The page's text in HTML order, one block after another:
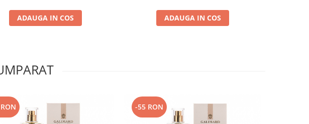
ADAUGA IN COS ADAUGA IN COS
-55 RON